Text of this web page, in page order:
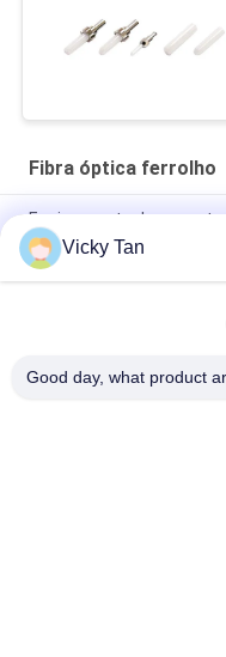
Fibra óptica ferrolho
Equipamento do
SC APC/UPC/PC
Virola da fibra óptica da
Vicky Tan
Good day, what product